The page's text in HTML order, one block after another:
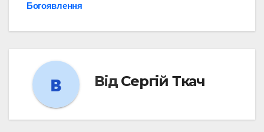
Богоявлення
Від Сергій Ткач